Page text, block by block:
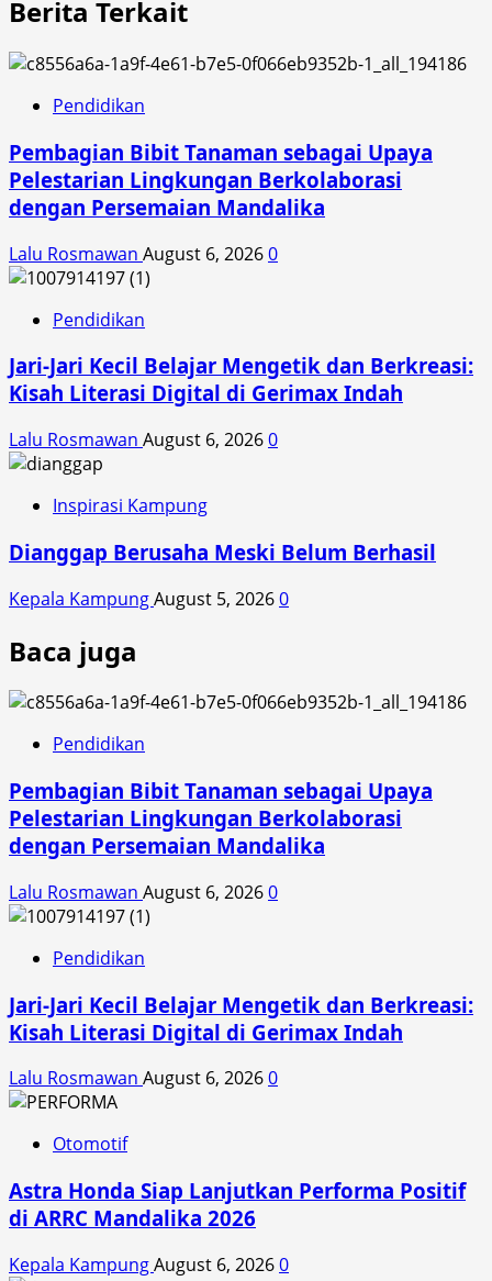
Berita Terkait
Pendidikan
Pembagian Bibit Tanaman sebagai Upaya
Pelestarian Lingkungan Berkolaborasi
dengan Persemaian Mandalika
Lalu Rosmawan August 6, 20260
Pendidikan
Jari-Jari Kecil Belajar Mengetik dan Berkreasi:
Kisah Literasi Digital di Gerimax Indah
Lalu Rosmawan August 6, 20260
Inspirasi Kampung
Dianggap Berusaha Meski Belum Berhasil
Kepala KampungAugust 5, 20260
Baca juga
Pendidikan
Pembagian Bibit Tanaman sebagai Upaya
Pelestarian Lingkungan Berkolaborasi
dengan Persemaian Mandalika
Lalu Rosmawan August 6, 20260
Pendidikan
Jari-Jari Kecil Belajar Mengetik dan Berkreasi:
Kisah Literasi Digital di Gerimax Indah
Lalu Rosmawan August 6, 20260
Otomotif
Astra Honda Siap Lanjutkan Performa Positif
di ARRC Mandalika 2026
Kepala KampungAugust 6, 20260